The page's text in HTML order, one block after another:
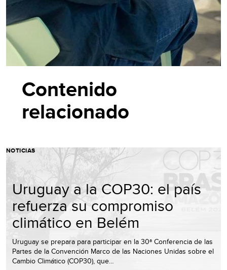
Contenido
relacionado
NOTICIAS
Uruguay a la COP30: el país
refuerza su compromiso
climático en Belém
Uruguay se prepara para participar en la 30ª Conferencia de las
Partes de la Convención Marco de las Naciones Unidas sobre el
Cambio Climático (COP30), que…